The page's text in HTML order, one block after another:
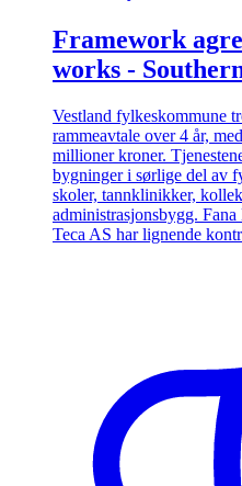
Framework
works -
Vestland fylkeskommune
rammeavtale over 4 år,
millioner kroner.
bygninger i sørlige del av
skoler, tannklinikker,
administrasjonsbygg.
Teca AS har lignende